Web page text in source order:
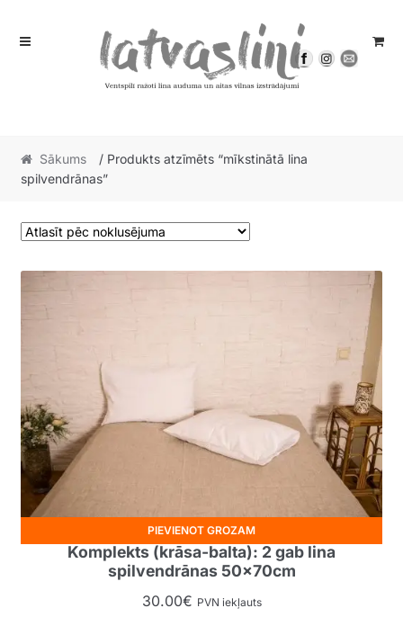
Skip
Skip
Sākums
/ Produkts atzīmēts “mīkstinātā lina
spilvendrānas”
Komplekts (krāsa-balta): 2 gab lina
spilvendrānas 50x70cm
30.00€ PVN iekļauts
PIEVIENOT GROZAM